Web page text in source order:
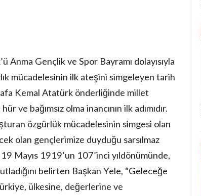
Gençlik ve Spor Bayramı dolayısıyla
mücadelesinin ilk ateşini simgeleyen tarih
Kemal Atatürk önderliğinde millet
bağımsız olma inancının ilk adımıdır.
özgürlük mücadelesinin simgesi olan
olan gençlerimize duyduğu sarsılmaz
Mayıs 1919’un 107’inci yıldönümünde,
belirten Başkan Yele, “Geleceğe
ülkesine, değerlerine ve